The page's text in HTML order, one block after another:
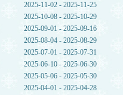
2025-11-02 - 2025-11-25
2025-10-08 - 2025-10-29
2025-09-01 - 2025-09-16
2025-08-04 - 2025-08-29
2025-07-01 - 2025-07-31
2025-06-10 - 2025-06-30
2025-05-06 - 2025-05-30
2025-04-01 - 2025-04-28